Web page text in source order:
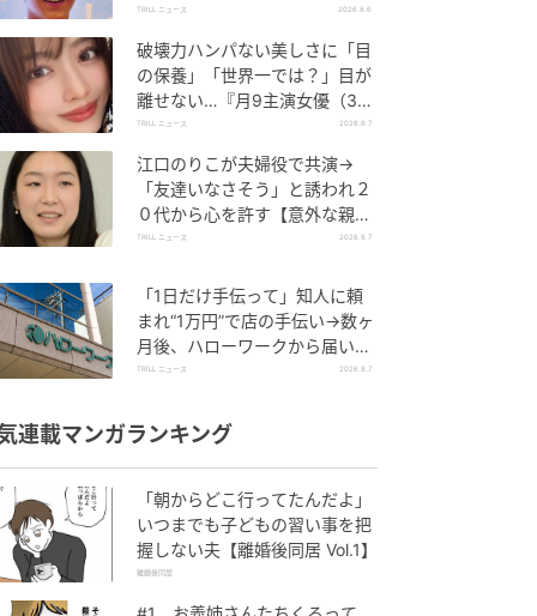
恥』で異彩放った【国宝級イケ
TRILL ニュース 2026.8.6
破壊力ハンパない美しさに「目
の保養」「世界一では？」目が
離せない…『月9主演女優（34
歳）』“極上”美ショットがすご
TRILL ニュース 2026.8.7
江口のりこが夫婦役で共演→
「友達いなさそう」と誘われ２
０代から心を許す【意外な親友
芸人】とは？
TRILL ニュース 2026.8.7
「1日だけ手伝って」知人に頼
まれ“1万円”で店の手伝い→数ヶ
月後、ハローワークから届いた
電話に50代女性が“青ざめたワ
TRILL ニュース 2026.8.7
連載マンガランキング
「朝からどこ行ってたんだよ」
いつまでも子どもの習い事を把
握しない夫【離婚後同居 Vol.1】
離婚後同居